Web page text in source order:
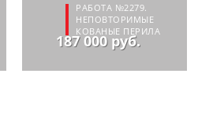
РАБОТА №2279.
НЕПОВТОРИМЫЕ
КОВАНЫЕ ПЕРИЛА
187 000 руб.